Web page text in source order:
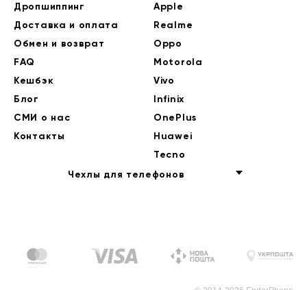
Дропшиппинг
Доставка и оплата
Обмен и возврат
FAQ
Кешбэк
Блог
СМИ о нас
Контакты
Apple
Realme
Oppo
Motorola
Vivo
Infinix
OnePlus
Huawei
Tecno
Чехлы для телефонов